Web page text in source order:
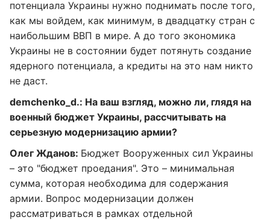
потенциала Украины нужно поднимать после того,
как мы войдем, как минимум, в двадцатку стран с
наибольшим ВВП в мире. А до того экономика
Украины не в состоянии будет потянуть создание
ядерного потенциала, а кредиты на это нам никто
не даст.
demchenko_d.: На ваш взгляд, можно ли, глядя на
военный бюджет Украины, рассчитывать на
серьезную модернизацию армии?
Олег Жданов: Бюджет Вооруженных сил Украины
– это "бюджет проедания". Это – минимальная
сумма, которая необходима для содержания
армии. Вопрос модернизации должен
рассматриваться в рамках отдельной